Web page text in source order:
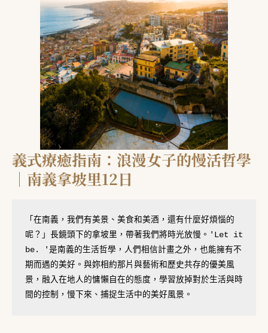
義式療癒指南：浪漫女子的慢活哲學
｜南義拿坡里12日
「在南義，我們有美景、美食和美酒，還有什麼好煩惱的
呢？」長鏡頭下的拿坡里，帶著我們將時光放慢。'Let it
be. '是南義的生活哲學，人們相信計畫之外，也能擁有不
期而遇的美好。與妳相約那片與藝術和歷史共存的優美風
景，融入在地人的慵懶自在的態度，學習放掉對於生活與時
間的控制，慢下來、捕捉生活中的美好風景。